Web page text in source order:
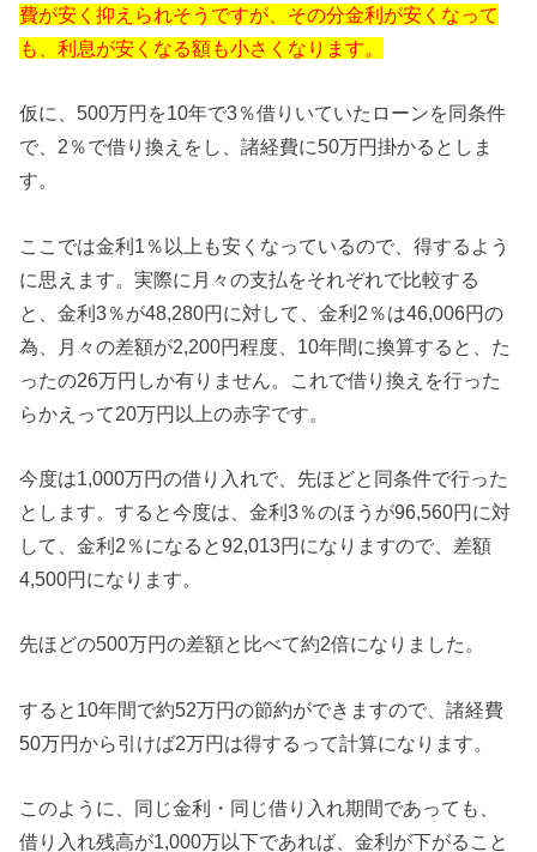
費が安く抑えられそうですが、その分金利が安くなって
も、利息が安くなる額も小さくなります。
仮に、500万円を10年で3％借りいていたローンを同条件
で、2％で借り換えをし、諸経費に50万円掛かるとしま
す。
ここでは金利1％以上も安くなっているので、得するよう
に思えます。実際に月々の支払をそれぞれで比較する
と、金利3％が48,280円に対して、金利2％は46,006円の
為、月々の差額が2,200円程度、10年間に換算すると、た
ったの26万円しか有りません。これで借り換えを行った
らかえって20万円以上の赤字です。
今度は1,000万円の借り入れで、先ほどと同条件で行った
とします。すると今度は、金利3％のほうが96,560円に対
して、金利2％になると92,013円になりますので、差額
4,500円になります。
先ほどの500万円の差額と比べて約2倍になりました。
すると10年間で約52万円の節約ができますので、諸経費
50万円から引けば2万円は得するって計算になります。
このように、同じ金利・同じ借り入れ期間であっても、
借り入れ残高が1,000万以下であれば、金利が下がること